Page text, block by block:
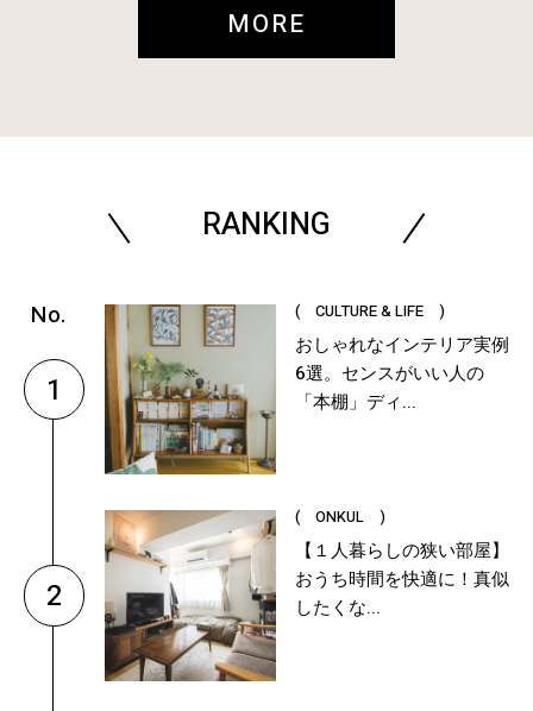
MORE
RANKING
1
( CULTURE & LIFE )
おしゃれなインテリア実例
6選。センスがいい人の
「本棚」ディ...
2
( ONKUL )
【１人暮らしの狭い部屋】
おうち時間を快適に！真似
したくな...